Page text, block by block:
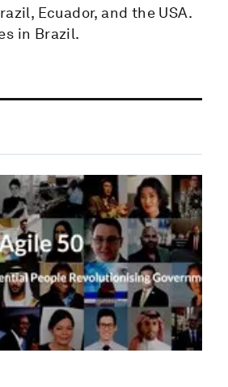
Ecuador, and the USA.
in Brazil.